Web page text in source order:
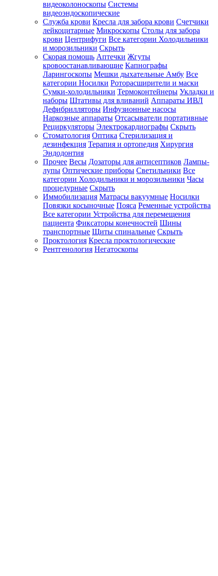
видеоколоноскопы Системы
видеоэндоскопические
Служба крови Кресла для забора крови Счетчики
лейкоцитарные Микроскопы Столы для забора
крови Центрифуги Все категории Холодильники
и морозильники Скрыть
Скорая помощь Аптечки Жгуты
кровоостанавливающие Капнографы
Ларингоскопы Мешки дыхательные Амбу Все
категории Носилки Роторасширители и маски
Сумки-холодильники Термоконтейнеры Укладки и
наборы Штативы для вливаний Аппараты ИВЛ
Дефибрилляторы Инфузионные насосы
Наркозные аппараты Отсасыватели портативные
Рециркуляторы Электрокардиографы Скрыть
Стоматология Оптика Стерилизация и
дезинфекция Терапия и ортопедия Хирургия
Эндодонтия
Прочее Весы Дозаторы для антисептиков Лампы-
лупы Оптические приборы Светильники Все
категории Холодильники и морозильники Часы
процедурные Скрыть
Иммобилизация Матрасы вакуумные Носилки
Повязки косыночные Пояса Ременные устройства
Все категории Устройства для перемещения
пациента Фиксаторы конечностей Шины
транспортные Щиты спинальные Скрыть
Проктология Кресла проктологические
Рентгенология Негатоскопы